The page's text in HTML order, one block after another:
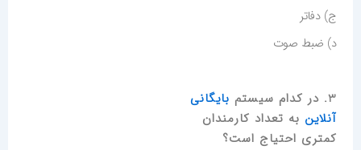
ج) دفاتر
د) ضبط صوت
3. در کدام سیستم
بایگانی
آنلاین به تعداد کارمندان
کمتری احتیاج است؟